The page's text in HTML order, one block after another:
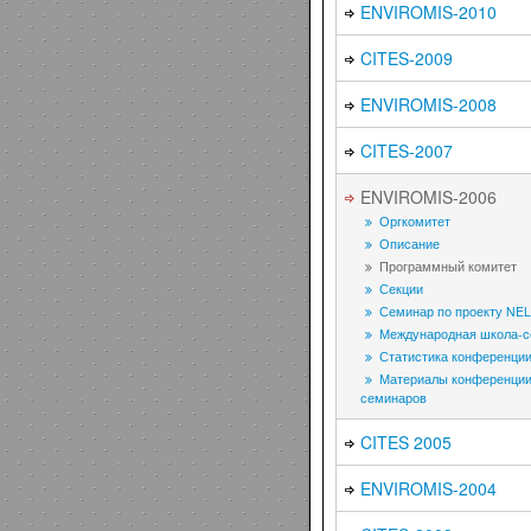
ENVIROMIS-2010
CITES-2009
ENVIROMIS-2008
CITES-2007
ENVIROMIS-2006
Оргкомитет
Описание
Программный комитет
Секции
Семинар по проекту
Международная школа-
Статистика конференции
Материалы
семинаров
CITES 2005
ENVIROMIS-2004